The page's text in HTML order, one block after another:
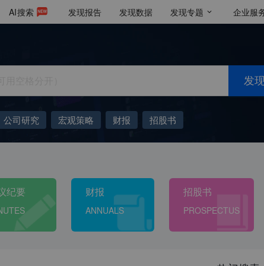
AI搜索 发现报告 发现数据 发现专题 企业服
发
公司研究 宏观策略 财报
招股书
低空经济 十五五 AIGC 大模型
纪要 财报
ANNUALS
招股书
PROSPECTUS